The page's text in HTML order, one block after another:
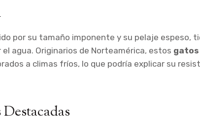
por su tamaño imponente y su pelaje espeso,
agua. Originarios de Norteamérica, estos gatos
a climas fríos, lo que podría explicar su